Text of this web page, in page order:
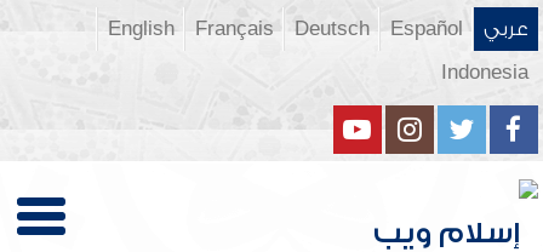
عربي Español
Deutsch
Français
English
Indonesia